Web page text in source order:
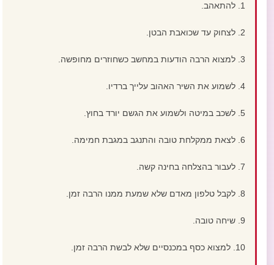
1. להתאהב.
2. לצחוק עד שכואבת הבטן.
3. למצוא הרבה הודעות במחשב כשחוזרים מחופשה.
4. לשמוע את השיר האהוב עלייך ברדיו.
5. לשכב במיטה ולשמוע את הגשם יורד בחוץ.
6. לצאת ממקלחת טובה והתנגב במגבת חמימה.
7. לעבור בהצלחה בחינה קשה.
8. לקבל טלפון מאדם שלא שמעת ממנו הרבה זמן.
9. שיחה טובה.
10. למצוא כסף במכנסיים שלא לבשת הרבה זמן.